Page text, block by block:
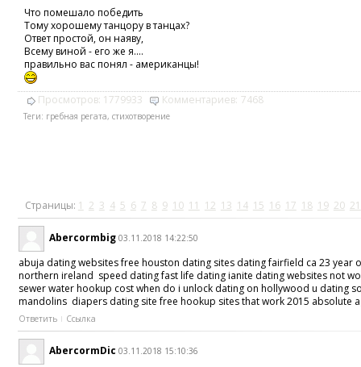
Что помешало победить
Тому хорошему танцору в танцах?
Ответ простой, он наяву,
Всему виной - его же я....
правильно вас понял - американцы!
Просмотров: 1779933 Комментариев: 7468
Теги: гребная регата, стихотворение
Страницы: 1 2 3 4 5 6 7 8 9 10 11 12 13 14 15 16 17 18 19 20 21
Abercormbig 03.11.2018 14:22:50
abuja dating websites free houston dating sites dating fairfield ca 23
northern ireland speed dating fast life dating ianite dating websites not
sewer water hookup cost when do i unlock dating on hollywood u dating
mandolins diapers dating site free hookup sites that work 2015 absolute
Ответить Ссылка
AbercormDic 03.11.2018 15:10:36